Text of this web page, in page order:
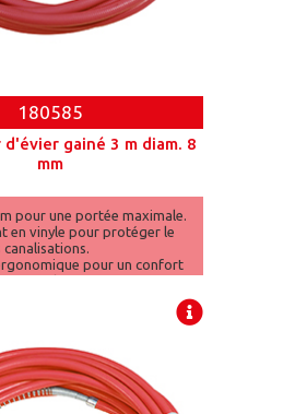
180585
gainé 3 m diam. 8
mm
pour une portée maximale.
en vinyle pour protéger le
canalisations.
pour un confort
optimal.